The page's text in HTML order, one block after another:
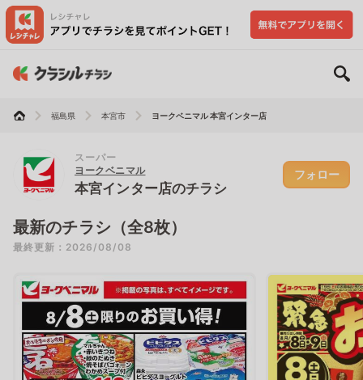
福島県 本宮市 ヨークベニマル 本宮インター店
スーパー
ヨークベニマル
本宮インター店のチラシ
フォロー
最新のチラシ（全8枚）
最終更新：2026/08/08